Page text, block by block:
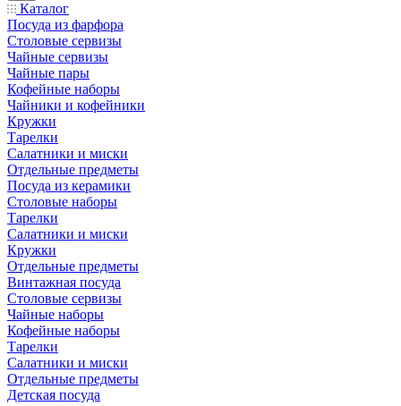
Каталог
Посуда из фарфора
Столовые сервизы
Чайные сервизы
Чайные пары
Кофейные наборы
Чайники и кофейники
Кружки
Тарелки
Салатники и миски
Отдельные предметы
Посуда из керамики
Столовые наборы
Тарелки
Салатники и миски
Кружки
Отдельные предметы
Винтажная посуда
Столовые сервизы
Чайные наборы
Кофейные наборы
Тарелки
Салатники и миски
Отдельные предметы
Детская посуда